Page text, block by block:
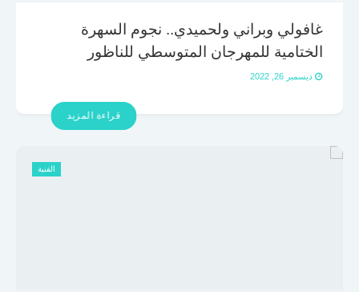
غافولي وبراني ولحميدي.. نجوم السهرة
الختامية للمهرجان المتوسطي للناظور
ديسمبر 26, 2022
قراءة المزيد
الفنية